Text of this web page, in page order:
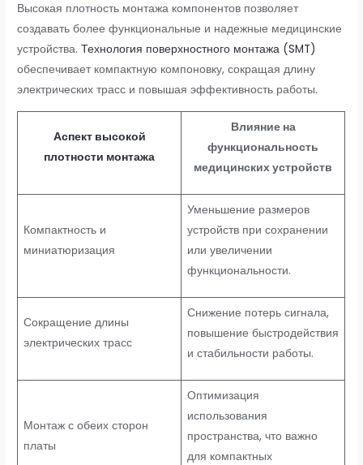
Высокая плотность монтажа компонентов позволяет
создавать более функциональные и надежные медицинские
устройства.Технология поверхностного монтажа (SMT)
обеспечивает компактную компоновку, сокращая длину
электрических трасс и повышая эффективность работы.
Аспект высокой
плотности монтажа
Влияние на
функциональность
медицинских устройств
Компактность и
миниатюризация
Уменьшение размеров
устройств при сохранении
или увеличении
функциональности.
Сокращение длины
электрических трасс
Снижение потерь сигнала,
повышение быстродействия
и стабильности работы.
Монтаж с обеих сторон
платы
Оптимизация
использования
пространства, что важно
для компактных